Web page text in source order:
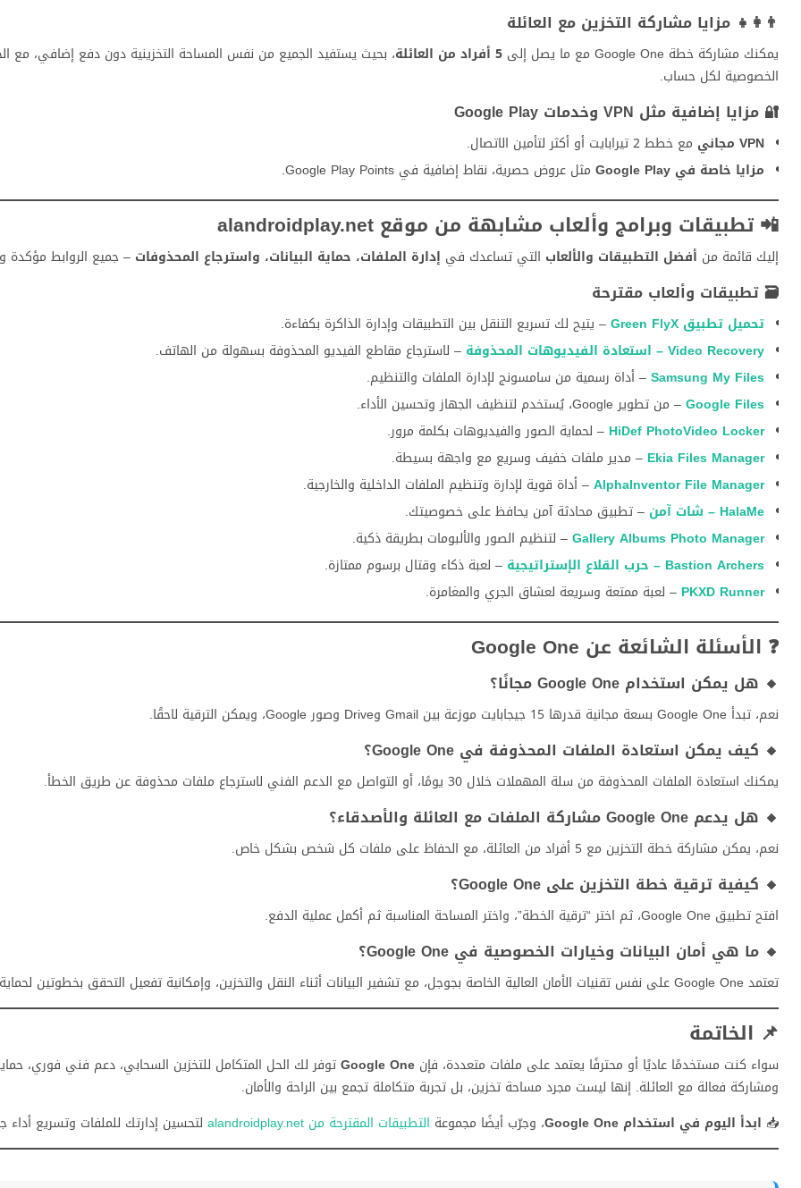
👨‍👩‍👧 مزايا مشاركة التخزين مع العائلة
يمكنك مشاركة خطة Google One مع ما يصل إلى 5 أفراد من العائلة
، بحيث يستفيد الجميع من نفس المساحة التخزينية دون دفع إضافي، مع
الخصوصية لكل حساب.
🔐 مزايا إضافية مثل VPN وخدمات Google Play
VPN مجاني
مع خطط 2 تيرابايت أو أكثر لتأمين الاتصال.
مزايا خاصة في Google Play
مثل عروض حصرية، نقاط إضافية في Google Play Points.
📲 تطبيقات وبرامج وألعاب مشابهة من موقع alandroidplay.net
إليك قائمة من أفضل التطبيقات والألعاب التي تساعدك في إدارة الملفات، حماية البيانات، واسترجاع المحذوفات – جميع الروابط مؤكدة
🗃️ تطبيقات وألعاب مقترحة
تحميل تطبيق Green FlyX
– يتيح لك تسريع التنقل بين التطبيقات وإدارة الذاكرة بكفاءة.
Video Recovery – استعادة الفيديوهات المحذوفة
– لاسترجاع مقاطع الفيديو المحذوفة بسهولة من الهاتف.
Samsung My Files– أداة رسمية من سامسونج لإدارة الملفات والتنظيم.
Google Files– من تطوير Google، يُستخدم لتنظيف الجهاز وتحسين الأداء.
HiDef PhotoVideo Locker – لحماية الصور والفيديوهات بكلمة مرور.
Ekia Files Manager – مدير ملفات خفيف وسريع مع واجهة بسيطة.
AlphaInventor File Manager– أداة قوية لإدارة وتنظيم الملفات الداخلية والخارجية.
HalaMe – شات آمن
– تطبيق محادثة آمن يحافظ على خصوصيتك.
Gallery Albums Photo Manager– لتنظيم الصور والألبومات بطريقة ذكية.
Bastion Archers – حرب القلاع الإستراتيجية
– لعبة ذكاء وقتال برسوم ممتازة.
PKXD Runner – لعبة ممتعة وسريعة لعشاق الجري والمغامرة.
❓ الأسئلة الشائعة عن Google One
🔸 هل يمكن استخدام Google One مجانًا؟
نعم، تبدأ Google One بسعة مجانية قدرها 15 جيجابايت موزعة بين Gmail وDrive وصور Google، ويمكن الترقية لاحقًا.
🔸 كيف يمكن استعادة الملفات المحذوفة في Google One؟
يمكنك استعادة الملفات المحذوفة من سلة المهملات خلال 30 يومًا، أو التواصل مع الدعم الفني لاسترجاع ملفات محذوفة عن طريق الخطأ.
🔸 هل يدعم Google One مشاركة الملفات مع العائلة والأصدقاء؟
نعم، يمكن مشاركة خطة التخزين مع 5 أفراد من العائلة، مع الحفاظ على ملفات كل شخص بشكل خاص.
🔸 كيفية ترقية خطة التخزين على Google One؟
افتح تطبيق Google One، ثم اختر “ترقية الخطة”، واختر المساحة المناسبة ثم أكمل عملية الدفع.
🔸 ما هي أمان البيانات وخيارات الخصوصية في Google One؟
تعتمد Google One على نفس تقنيات الأمان العالية الخاصة بجوجل، مع تشفير البيانات أثناء النقل والتخزين، وإمكانية تفعيل التحقق بخطوتين لحماية حسابك.
📌 الخاتمة
سواء كنت مستخدمًا عاديًا أو محترفًا يعتمد على ملفات متعددة، فإن Google Oneتوفر لك الحل المتكامل للتخزين السحابي، دعم فني فوري،
ومشاركة فعالة مع العائلة. إنها ليست مجرد مساحة تخزين، بل تجربة متكاملة تجمع بين الراحة والأمان.
📥 ابدأ اليوم في استخدام Google One ، وجرّب أيضًا مجموعة التطبيقات المقترحة من alandroidplay.net لتحسين إدارتك للملفات وتسريع أداء